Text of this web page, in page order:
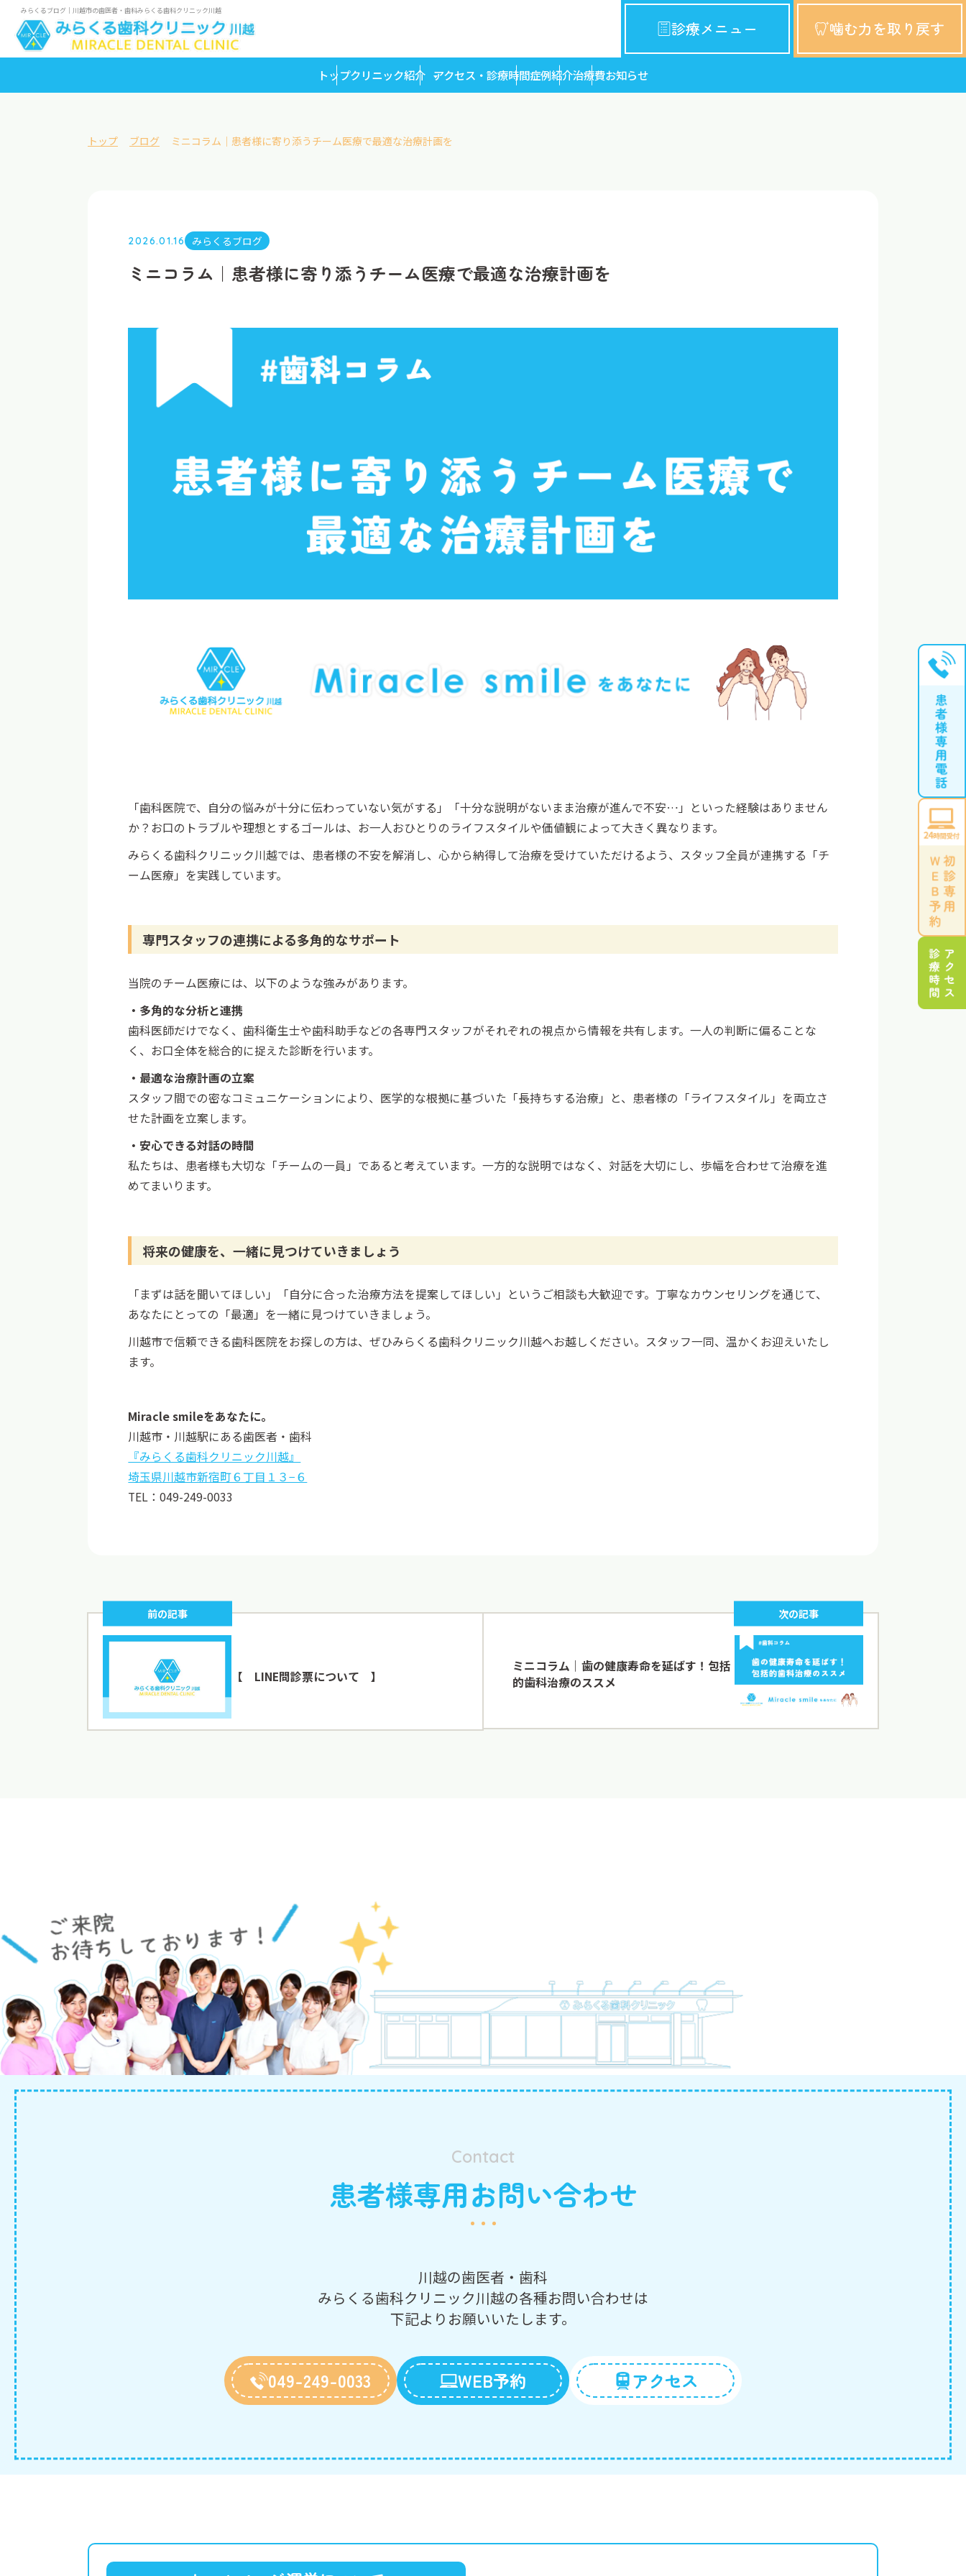
みらくるブログ｜川越市の歯医者・歯科みらくる歯科クリニック川越
診療メニュー 噛む力を取り戻す
トップクリニック紹介 アクセス・診療時間症例紹介治療費お知らせ
トップ ブログ ミニコラム｜患者様に寄り添うチーム医療で最適な治療計画を
2026.01.16 みらくるブログ
ミニコラム｜患者様に寄り添うチーム医療で最適な治療計画を
「歯科医院で、自分の悩みが十分に伝わっていない気がする」「十分な説明がないまま治療が進んで不安…」といった経験はありません
か？お口のトラブルや理想とするゴールは、お一人おひとりのライフスタイルや価値観によって大きく異なります。
みらくる歯科クリニック川越では、患者様の不安を解消し、心から納得して治療を受けていただけるよう、スタッフ全員が連携する「チ
ーム医療」を実践しています。
専門スタッフの連携による多角的なサポート
当院のチーム医療には、以下のような強みがあります。
・多角的な分析と連携
歯科医師だけでなく、歯科衛生士や歯科助手などの各専門スタッフがそれぞれの視点から情報を共有します。一人の判断に偏ることな
く、お口全体を総合的に捉えた診断を行います。
・最適な治療計画の立案
スタッフ間での密なコミュニケーションにより、医学的な根拠に基づいた「長持ちする治療」と、患者様の「ライフスタイル」を両立さ
せた計画を立案します。
・安心できる対話の時間
私たちは、患者様も大切な「チームの一員」であると考えています。一方的な説明ではなく、対話を大切にし、歩幅を合わせて治療を進
めてまいります。
将来の健康を、一緒に見つけていきましょう
「まずは話を聞いてほしい」「自分に合った治療方法を提案してほしい」というご相談も大歓迎です。丁寧なカウンセリングを通じて、
あなたにとっての「最適」を一緒に見つけていきましょう。
川越市で信頼できる歯科医院をお探しの方は、ぜひみらくる歯科クリニック川越へお越しください。スタッフ一同、温かくお迎えいたし
ます。
Miracle smileをあなたに。
川越市・川越駅にある歯医者・歯科
『みらくる歯科クリニック川越』
埼玉県川越市新宿町６丁目１３−６
TEL：049-249-0033
前の記事
【 LINE問診票について 】
次の記事
ミニコラム｜歯の健康寿命を延ばす！包括
的歯科治療のススメ
Contact
患者様専用お問い合わせ
川越の歯医者・歯科
みらくる歯科クリニック川越の各種お問い合わせは
下記よりお願いいたします。
049-249-0033 WEB予約 アクセス